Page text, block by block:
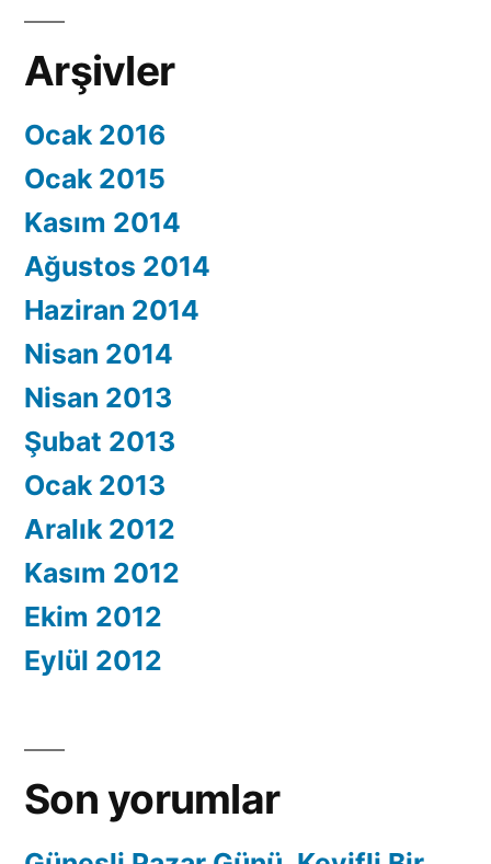
Arşivler
Ocak 2016
Ocak 2015
Kasım 2014
Ağustos 2014
Haziran 2014
Nisan 2014
Nisan 2013
Şubat 2013
Ocak 2013
Aralık 2012
Kasım 2012
Ekim 2012
Eylül 2012
Son yorumlar